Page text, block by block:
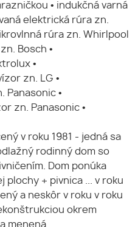
• indukčná varná
elektrická rúra zn.
rúra zn. Whirlpool
Bosch •
•
zn. LG •
Panasonic •
zn. Panasonic •
v roku 1981 - jedná sa
rodinný dom so
Dom ponúka
plochy + pivnica ... v roku
a neskôr v roku v roku
okrem
menená